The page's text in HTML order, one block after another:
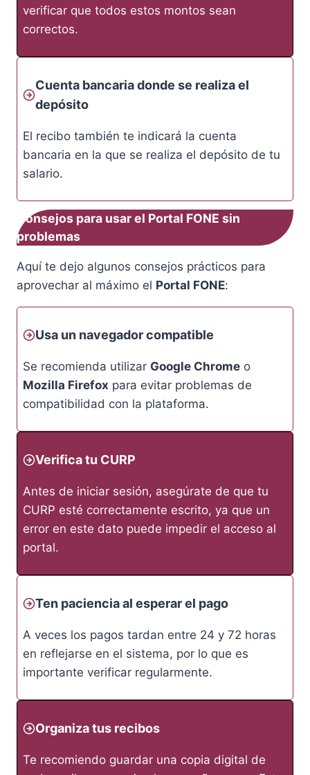
verificar que todos estos montos sean
correctos.
Cuenta bancaria donde se realiza el
depósito
El recibo también te indicará la cuenta
bancaria en la que se realiza el depósito de tu
salario.
Consejos para usar el Portal FONE sin
problemas
Aquí te dejo algunos consejos prácticos para
aprovechar al máximo el Portal FONE:
Usa un navegador compatible
Se recomienda utilizar Google Chrome o
Mozilla Firefox para evitar problemas de
compatibilidad con la plataforma.
Verifica tu CURP
Antes de iniciar sesión, asegúrate de que tu
CURP esté correctamente escrito, ya que un
error en este dato puede impedir el acceso al
portal.
Ten paciencia al esperar el pago
A veces los pagos tardan entre 24 y 72 horas
en reflejarse en el sistema, por lo que es
importante verificar regularmente.
Organiza tus recibos
Te recomiendo guardar una copia digital de